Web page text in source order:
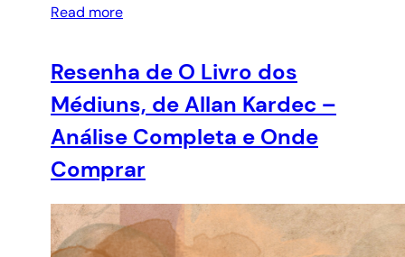
Read more
Resenha de O Livro dos
Médiuns, de Allan Kardec –
Análise Completa e Onde
Comprar